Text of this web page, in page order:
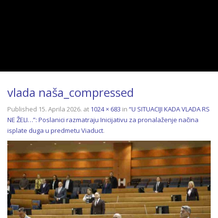
vlada naša_compressed
Published 15. Aprila 2026. at 1024 × 683 in “U SITUACIJI KADA VLADA RS
NE ŽELI…”: Poslanici razmatraju Inicijativu za pronalaženje načina
isplate duga u predmetu Viaduct.